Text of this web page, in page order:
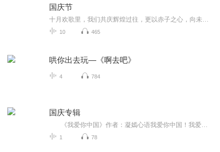
国庆节
10 465
哄你出去玩—《啊去吧》
4 784
国庆专辑
1 78